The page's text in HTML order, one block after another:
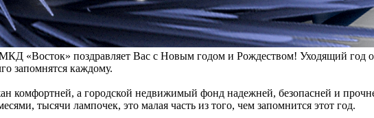
«Восток» поздравляет Вас с Новым годом и Рождеством! Уходящий год
запомнятся каждому.
комфортней, а городской недвижимый фонд надежней, безопасней и
тысячи лампочек, это малая часть из того, чем запомнится этот год.